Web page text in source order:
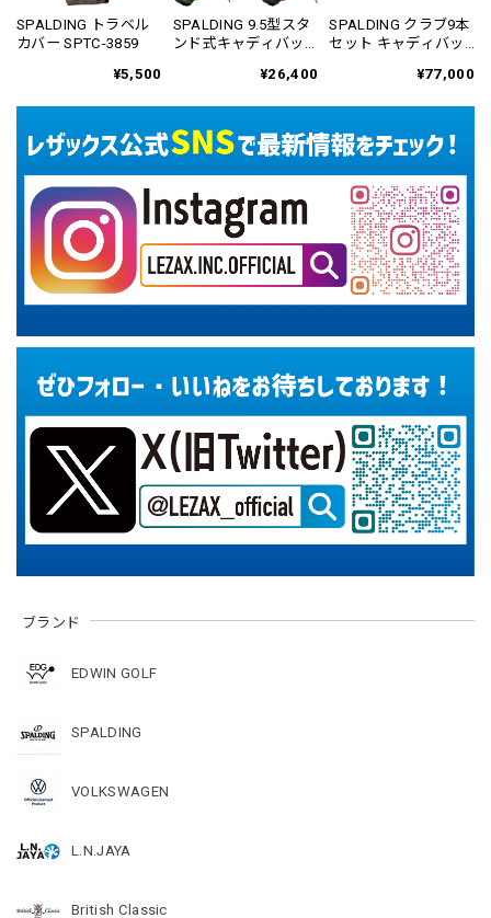
ブランド
EDWIN GOLF
SPALDING
VOLKSWAGEN
L.N.JAYA
British Classic
SPALDING トラベル
カバー SPTC-3859
¥5,500
SPALDING 9.5型スタ
ンド式キャディバッ
¥26,400
SPALDING クラブ9本
セット キャディバッ
¥77,000